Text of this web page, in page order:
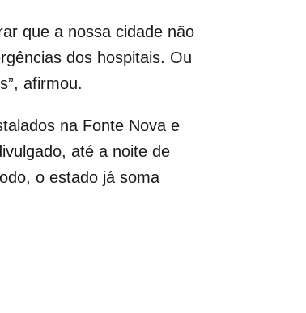
que a nossa cidade não
dos hospitais. Ou
afirmou.
na Fonte Nova e
até a noite de
o estado já soma